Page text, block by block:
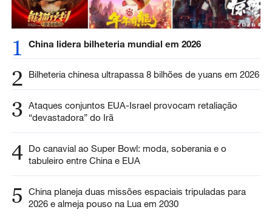
1 China lidera bilheteria mundial em 2026
2 Bilheteria chinesa ultrapassa 8 bilhões de yuans em 2026
3 Ataques conjuntos EUA-Israel provocam retaliação
“devastadora” do Irã
4 Do canavial ao Super Bowl: moda, soberania e o
tabuleiro entre China e EUA
5
China planeja duas missões espaciais tripuladas para
2026 e almeja pouso na Lua em 2030